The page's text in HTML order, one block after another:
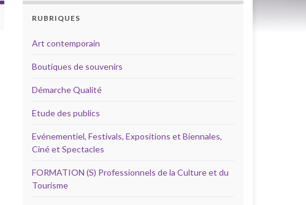
RUBRIQUES
Art contemporain
Boutiques de souvenirs
Démarche Qualité
Etude des publics
Evénementiel, Festivals, Expositions et Biennales,
Ciné et Spectacles
FORMATION (S) Professionnels de la Culture et du
Tourisme